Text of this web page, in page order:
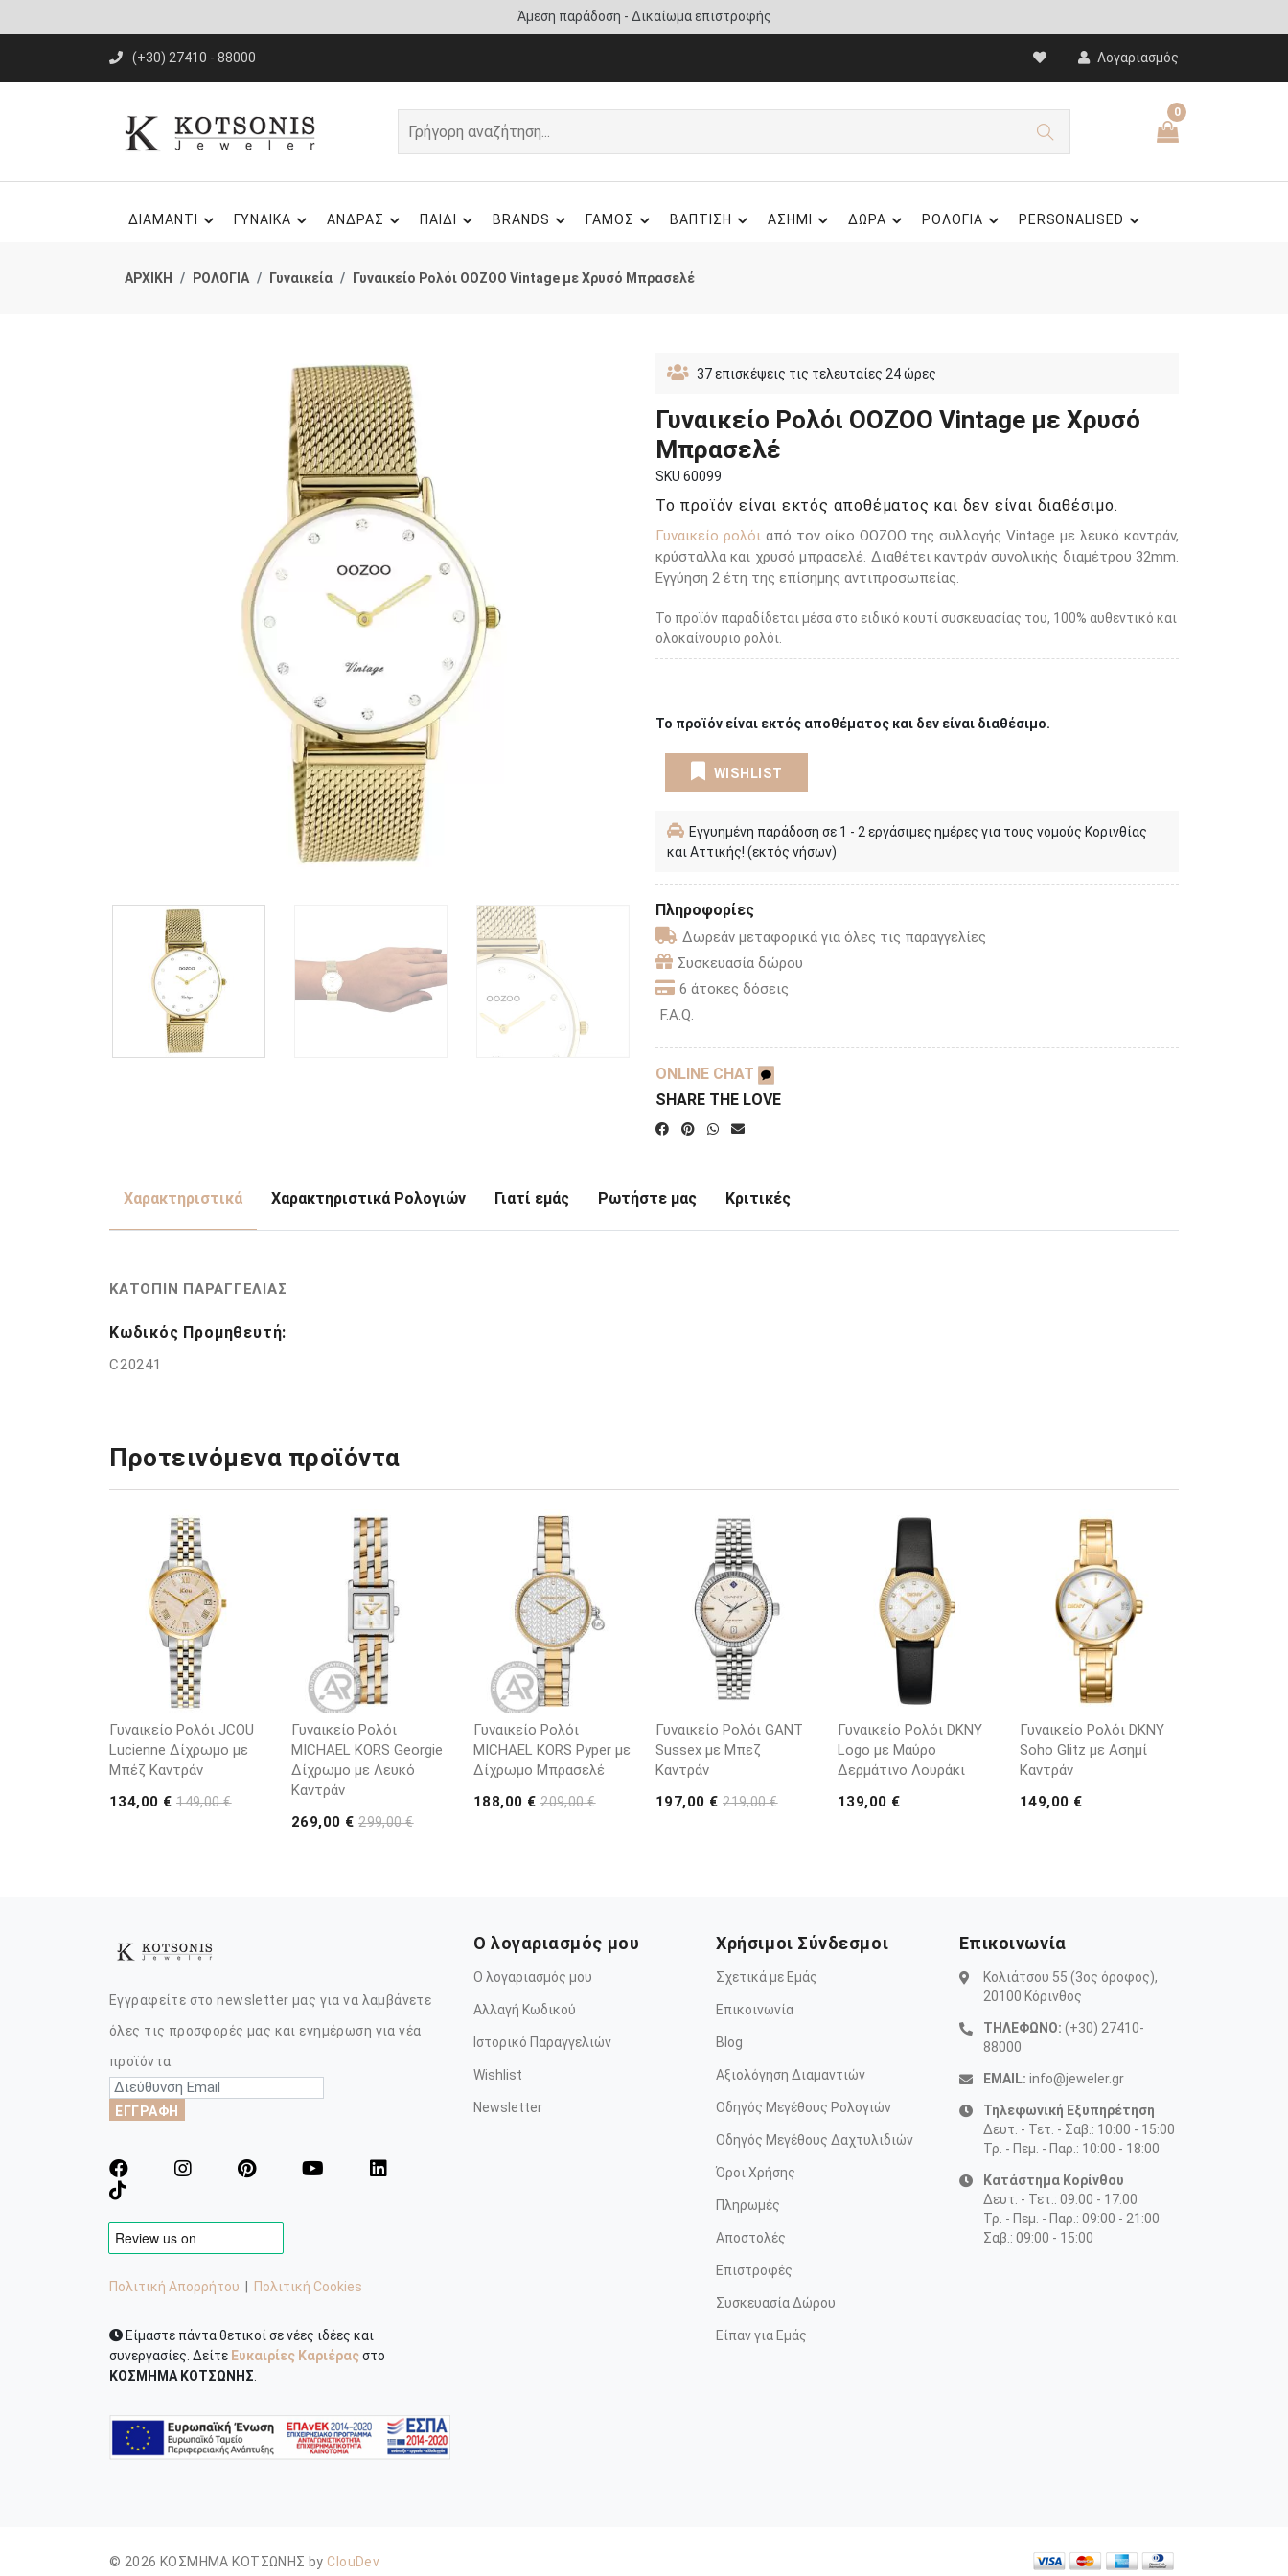
Άμεση παράδοση - Δικαίωμα επιστροφής
(+30) 27410 - 88000 Λογαριασμός
0
ΔΙΑΜΑΝΤΙ ΓΥΝΑΙΚΑ ΑΝΔΡΑΣ ΠΑΙΔΙ BRANDS ΓΑΜΟΣ ΒΑΠΤΙΣΗ ΑΣΗΜΙ ΔΩΡΑ ΡΟΛΟΓΙΑ PERSONALISED
ΑΡΧΙΚΗ ΡΟΛΟΓΙΑ Γυναικεία Γυναικείο Ρολόι OOZOO Vintage με Χρυσό Μπρασελέ
37επισκέψεις τις τελευταίες 24 ώρες
Γυναικείο Ρολόι OOZOO Vintage με Χρυσό
Μπρασελέ
SKU 60099
Το προϊόν είναι εκτός αποθέματος και δεν είναι διαθέσιμο.
Γυναικείο ρολόιαπό τον οίκο OOZOO της συλλογής Vintage με λευκό καντράν,
κρύσταλλα και χρυσό μπρασελέ. Διαθέτει καντράν συνολικής διαμέτρου 32mm.
Εγγύηση 2 έτη της επίσημης αντιπροσωπείας.
Το προϊόν παραδίδεται μέσα στο ειδικό κουτί συσκευασίας του, 100% αυθεντικό και
ολοκαίνουριο ρολόι.
Το προϊόν είναι εκτός αποθέματος και δεν είναι διαθέσιμο.
WISHLIST
Εγγυημένη παράδοση σε 1 - 2 εργάσιμες ημέρες για τους νομούς Κορινθίας
και Αττικής! (εκτός νήσων)
Πληροφορίες
Δωρεάν μεταφορικά για όλες τις παραγγελίες
Συσκευασία δώρου
6 άτοκες δόσεις
F.A.Q.
ONLINE CHAT
SHARE THE LOVE
Χαρακτηριστικά Χαρακτηριστικά Ρολογιών Γιατί εμάς Ρωτήστε μας Κριτικές
ΚΑΤΟΠΙΝ ΠΑΡΑΓΓΕΛΙΑΣ
Κωδικός Προμηθευτή:
C20241
Προτεινόμενα προϊόντα
Γυναικείο Ρολόι JCOU
Lucienne Δίχρωμο με
Μπέζ Καντράν
134,00 €149,00 €
Γυναικείο Ρολόι
MICHAEL KORS Georgie
Δίχρωμο με Λευκό
Καντράν
269,00 €299,00 €
Γυναικείο Ρολόι
MICHAEL KORS Pyper με
Δίχρωμο Μπρασελέ
188,00 €209,00 €
Γυναικείο Ρολόι GANT
Sussex με Μπεζ
Καντράν
197,00 €219,00 €
Γυναικείο Ρολόι DKNY
Logo με Μαύρο
Δερμάτινο Λουράκι
139,00 €
Γυναικείο Ρολόι DKNY
Soho Glitz με Ασημί
Καντράν
149,00 €
Εγγραφείτε στο newsletter μας για να λαμβάνετε
όλες τις προσφορές μας και ενημέρωση για νέα
προϊόντα.
ΕΓΓΡΑΦΗ
Πολιτική Απορρήτου Πολιτική Cookies
Είμαστε πάντα θετικοί σε νέες ιδέες και
συνεργασίες. Δείτε Ευκαιρίες Καριέραςστο
ΚΟΣΜΗΜΑ ΚΟΤΣΩΝΗΣ
Ο λογαριασμός μου
Ο λογαριασμός μου
Αλλαγή Κωδικού
Ιστορικό Παραγγελιών
Wishlist
Newsletter
Χρήσιμοι Σύνδεσμοι
Σχετικά με Εμάς
Επικοινωνία
Blog
Αξιολόγηση Διαμαντιών
Οδηγός Μεγέθους Ρολογιών
Οδηγός Μεγέθους Δαχτυλιδιών
Όροι Χρήσης
Πληρωμές
Αποστολές
Επιστροφές
Συσκευασία Δώρου
Είπαν για Εμάς
Επικοινωνία
Κολιάτσου 55 (3ος όροφος),
20100 Κόρινθος
ΤΗΛΕΦΩΝΟ: (+30) 27410-
88000
EMAIL: info@jeweler.gr
Τηλεφωνική Εξυπηρέτηση
Δευτ. - Τετ. - Σαβ.: 10:00 - 15:00
Τρ. - Πεμ. - Παρ.: 10:00 - 18:00
Κατάστημα Κορίνθου
Δευτ. - Τετ.: 09:00 - 17:00
Τρ. - Πεμ. - Παρ.: 09:00 - 21:00
Σαβ.: 09:00 - 15:00
© 2026 ΚΟΣΜΗΜΑ ΚΟΤΣΩΝΗΣ by ClouDev